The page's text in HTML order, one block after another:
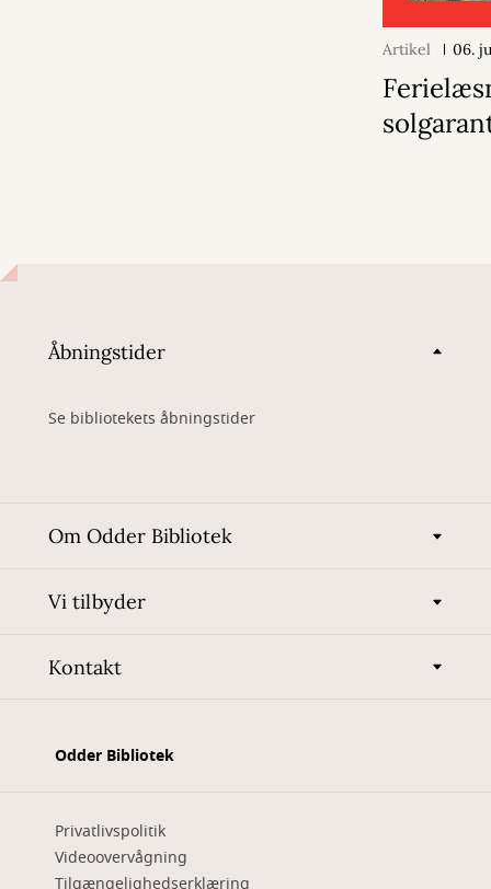
Artikel 06.
Åbningstider
Se bibliotekets åbningstider
Om Odder Bibliotek
Vi tilbyder
Kontakt
Odder Bibliotek
Privatlivspolitik
Videoovervågning
Tilgængelighedserklæring